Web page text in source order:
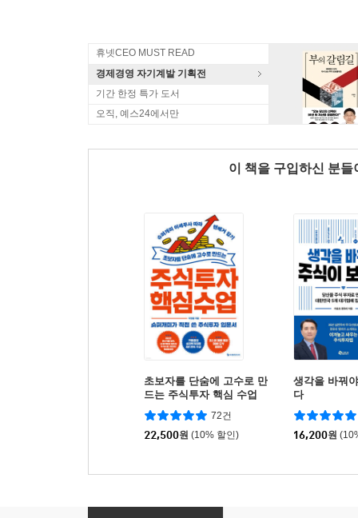
휴넷CEO MUST READ
경제경영 자기계발 기획전
기간 한정 특가 도서
오직, 예스24에서만
이 책을 구입하신 분
초보자를 단숨에 고수로 만
드는 주식투자 핵심 수업
72건
22,500원 (10% 할인)
생각을 바꿔
다
16,200원